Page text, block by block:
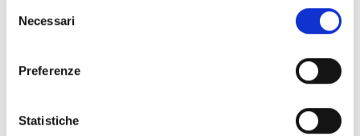
delNecessari
Preferenze
Statistiche